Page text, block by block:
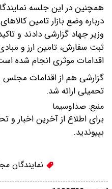
همچنین در این جلسه
درباره وضع بازار تامین
وزیر جهاد گزارشی دادند و
ثبت سفارش، تامین ارز و
اقدامات موثری انجام شده
گزارشی هم از اقدامات
تحمیلی ارائه شد.
منبع: صداوسیما
برای اطلاع از آخرین اخبار و
بپیوندید.
نمایندگان